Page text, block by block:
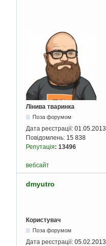
Лінива тваринка
Поза форумом
Дата реєстрації: 01.05.2013
Повідомлень: 15 838
Репутація: 13496
вебсайт
dmyutro
Користувач
Поза форумом
Дата реєстрації: 05.02.2013